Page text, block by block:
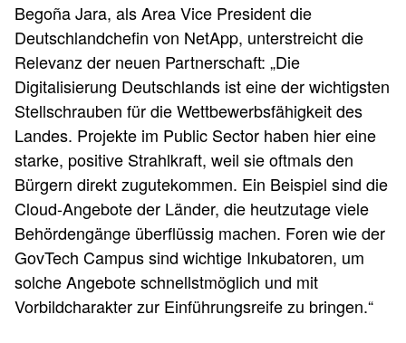
Begoña Jara, als Area Vice President die
Deutschlandchefin von NetApp, unterstreicht die
Relevanz der neuen Partnerschaft: „Die
Digitalisierung Deutschlands ist eine der wichtigsten
Stellschrauben für die Wettbewerbsfähigkeit des
Landes. Projekte im Public Sector haben hier eine
starke, positive Strahlkraft, weil sie oftmals den
Bürgern direkt zugutekommen. Ein Beispiel sind die
Cloud-Angebote der Länder, die heutzutage viele
Behördengänge überflüssig machen. Foren wie der
GovTech Campus sind wichtige Inkubatoren, um
solche Angebote schnellstmöglich und mit
Vorbildcharakter zur Einführungsreife zu bringen.“